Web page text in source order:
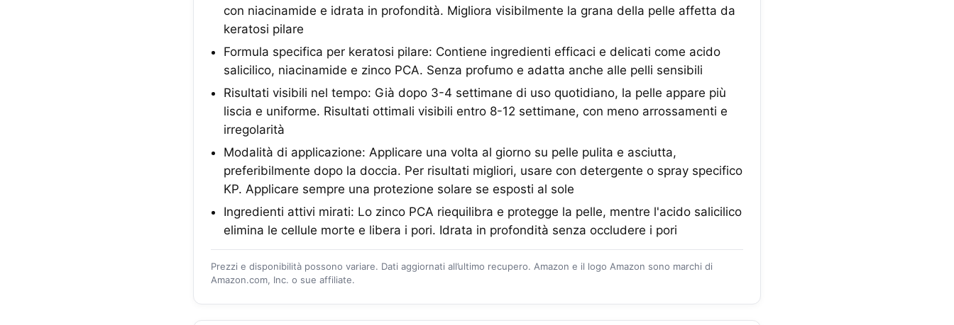
con niacinamide e idrata in profondità. Migliora visibilmente la grana della pelle affetta da
keratosi pilare
Formula specifica per keratosi pilare: Contiene ingredienti efficaci e delicati come acido
salicilico, niacinamide e zinco PCA. Senza profumo e adatta anche alle pelli sensibili
Risultati visibili nel tempo: Già dopo 3-4 settimane di uso quotidiano, la pelle appare più
liscia e uniforme. Risultati ottimali visibili entro 8-12 settimane, con meno arrossamenti e
irregolarità
Modalità di applicazione: Applicare una volta al giorno su pelle pulita e asciutta,
preferibilmente dopo la doccia. Per risultati migliori, usare con detergente o spray specifico
KP. Applicare sempre una protezione solare se esposti al sole
Ingredienti attivi mirati: Lo zinco PCA riequilibra e protegge la pelle, mentre l'acido salicilico
elimina le cellule morte e libera i pori. Idrata in profondità senza occludere i pori
Prezzi e disponibilità possono variare. Dati aggiornati all’ultimo recupero. Amazon e il logo Amazon sono marchi di
Amazon.com, Inc. o sue affiliate.